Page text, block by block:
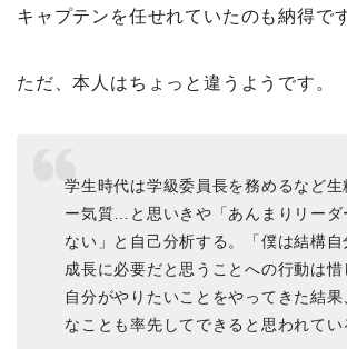
キャプテンを任せれていたのも納得で
ただ、本人はちょっと違うようです。
学生時代は学級委員長を務めるなど生
ー気質…と思いきや「あんまりリーダ
ない」と自己分析する。「僕は結構自
成長に必要だと思うことへの行動は惜
自分がやりたいことをやってきた結果
なことも率先してできると思われてい